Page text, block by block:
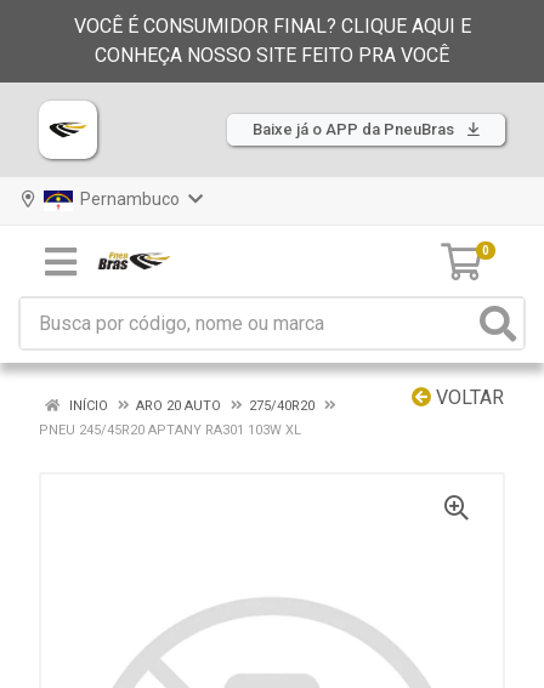
VOCÊ É CONSUMIDOR FINAL? CLIQUE AQUI E
CONHEÇA NOSSO SITE FEITO PRA VOCÊ
Baixe já o APP da PneuBras
Pernambuco
0
VOLTAR
INÍCIO ARO 20 AUTO
275/40R20
PNEU 245/45R20 APTANY RA301 103W XL